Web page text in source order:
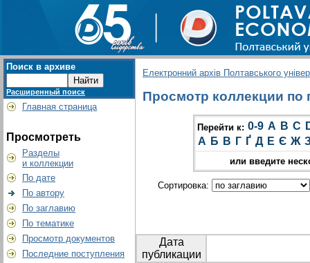
Поиск в архиве
Расширенный поиск
Главная страница
Просмотреть
Разделы
и коллекции
По дате
По автору
По заглавию
По тематике
Просмотр документов
Последние поступления
Електронний архів Полтавського
Просмотр коллекции по
Перейти к: 0-9 A B C
А Б В Г Ґ Д Е Є Ж
или введите
Сортировка:
Дата
публикации